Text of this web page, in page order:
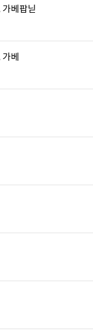
베팝닏
베